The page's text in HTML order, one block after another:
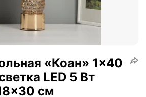
«Коан» 1×40
LED 5 Вт
см